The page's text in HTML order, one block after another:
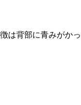
は背部に青みが